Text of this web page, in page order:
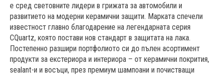
е сред световните лидери в грижата за автомобили и
развитието на модерни керамични защити. Марката спечели
известност главно благодарение на легендарната серия
CQuartz, която постави нов стандарт в защитата на лака.
Постепенно разшири портфолиото си до пълен асортимент
продукти за екстериора и интериора – от керамични покрития,
sealant-и и восъци, през премиум шампоани и почистващи